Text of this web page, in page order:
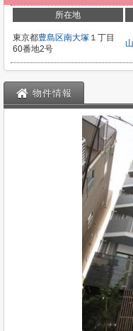
所在地
東京都豊島区南大塚 １丁目
60番地2号
物件情報